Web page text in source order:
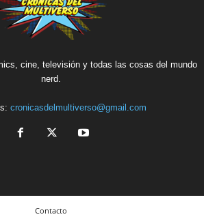
cine, televisión y todas las cosas del mundo
nerd.
cronicasdelmultiverso@gmail.com
Contacto